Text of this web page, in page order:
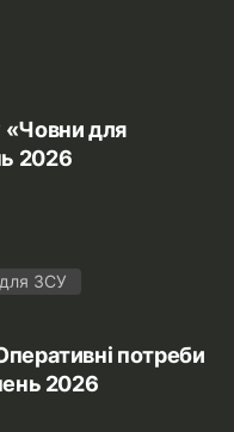
«Човни для
2026
для ЗСУ
потреби
2026